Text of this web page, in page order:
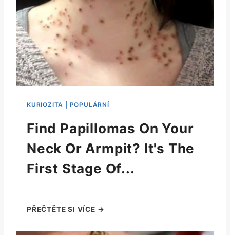
Find Papillomas On Your
Neck Or Armpit? It's The
First Stage Of...